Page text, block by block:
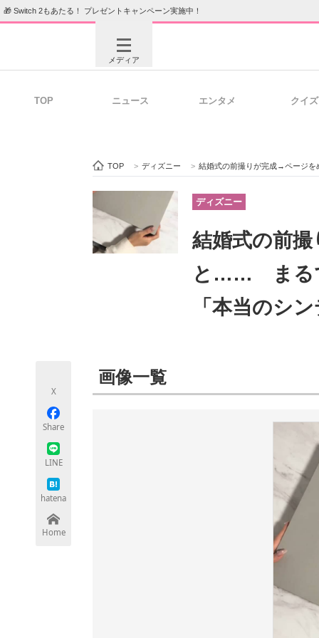
🎁 Switch 2もあたる！ プレゼントキャンペーン実施中！
メディア
ビジネスと働き方のヒント
ちょっと気になるネットの話題
TOP ニュース エンタメ クイズ
TOP > ディズニー > 結婚式の前撮りが完成→ページをめ
ディズニー
結婚式の前
と…… まる
「本当のシ
X
Share
LINE
hatena
Home
画像一覧